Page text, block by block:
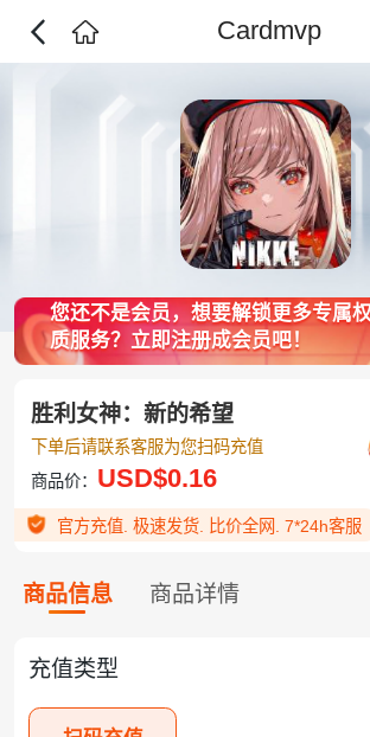
Cardmvp
您还不是会员，想要解锁更多专属
质服务？立即注册成会员吧！
胜利女神：新的希望
下单后请联系客服为您扫码充值
商品价： USD$0.16
官方充值. 极速发货. 比价全网. 7*24h客服
商品信息 商品详情
充值类型